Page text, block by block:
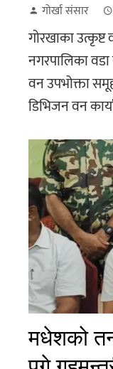
गोर्खा संसार
गाेरखाका
नगरपालिका
वन उपभोक्ता
डिभिजन वन
मधेशको